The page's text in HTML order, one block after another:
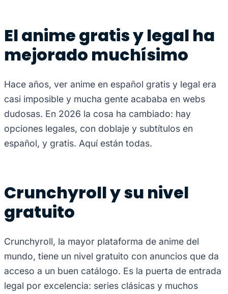
El anime gratis y legal ha
mejorado muchísimo
Hace años, ver anime en español gratis y legal era
casi imposible y mucha gente acababa en webs
dudosas. En 2026 la cosa ha cambiado: hay
opciones legales, con doblaje y subtítulos en
español, y gratis. Aquí están todas.
Crunchyroll y su nivel
gratuito
Crunchyroll, la mayor plataforma de anime del
mundo, tiene un nivel gratuito con anuncios que da
acceso a un buen catálogo. Es la puerta de entrada
legal por excelencia: series clásicas y muchos